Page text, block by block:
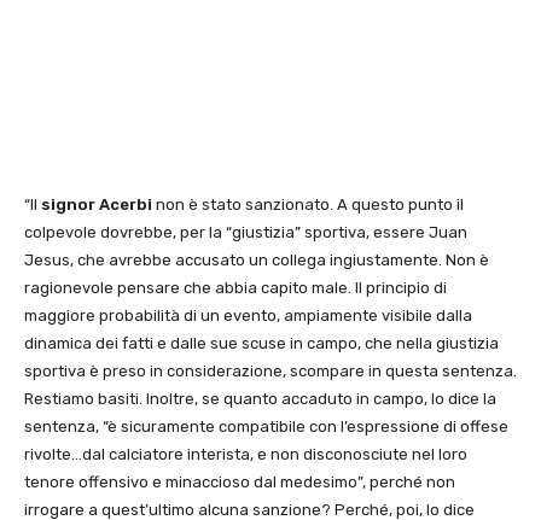
“Il signor Acerbi non è stato sanzionato. A questo punto il
colpevole dovrebbe, per la “giustizia” sportiva, essere Juan
Jesus, che avrebbe accusato un collega ingiustamente. Non è
ragionevole pensare che abbia capito male. Il principio di
maggiore probabilità di un evento, ampiamente visibile dalla
dinamica dei fatti e dalle sue scuse in campo, che nella giustizia
sportiva è preso in considerazione, scompare in questa sentenza.
Restiamo basiti. Inoltre, se quanto accaduto in campo, lo dice la
sentenza, “è sicuramente compatibile con l’espressione di offese
rivolte…dal calciatore interista, e non disconosciute nel loro
tenore offensivo e minaccioso dal medesimo”, perché non
irrogare a quest’ultimo alcuna sanzione? Perché, poi, lo dice